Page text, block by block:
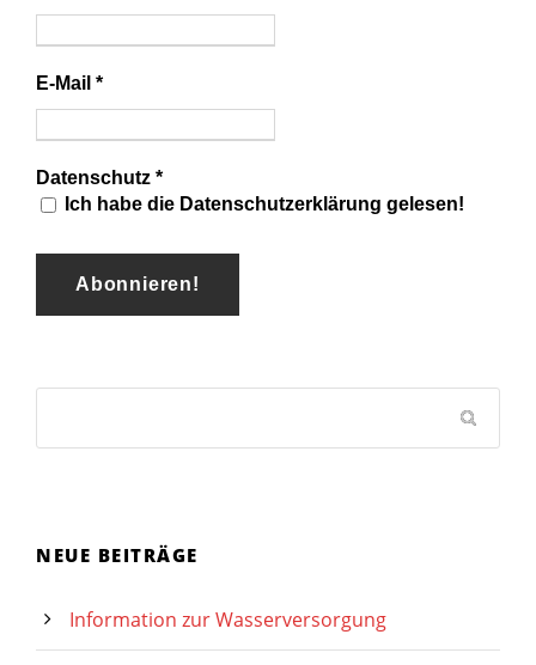
E-Mail *
Datenschutz *
Ich habe die Datenschutzerklärung gelesen!
NEUE BEITRÄGE
Information zur Wasserversorgung